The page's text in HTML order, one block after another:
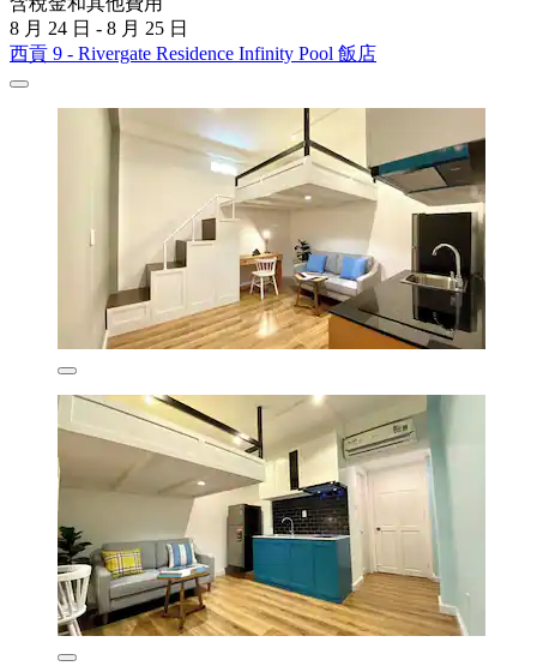
8 月 24 日 - 8 月 25 日
西貢 9 - Rivergate Residence Infinity Pool 飯店